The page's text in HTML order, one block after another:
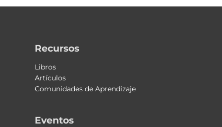
Recursos
Libros
Artículos
Comunidades de Aprendizaje
Eventos